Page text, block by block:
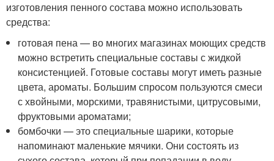
изготовления пенного состава можно использовать
средства:
готовая пена — во многих магазинах моющих средств
можно встретить специальные составы с жидкой
консистенцией. Готовые составы могут иметь разные
цвета, ароматы. Большим спросом пользуются смеси
с хвойными, морскими, травянистыми, цитрусовыми,
фруктовыми ароматами;
бомбочки — это специальные шарики, которые
напоминают маленькие мячики. Они состоять из